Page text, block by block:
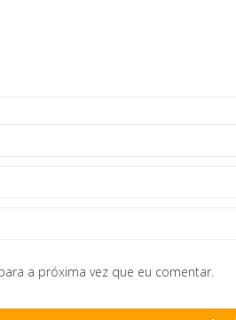
a próxima vez que eu comentar.